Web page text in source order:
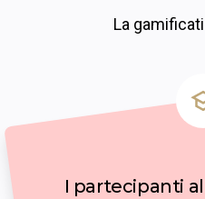
La
I partecipanti